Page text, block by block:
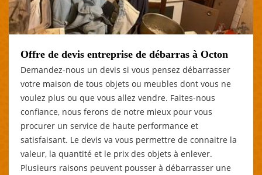
Offre de devis entreprise de débarras à Octon
Demandez-nous un devis si vous pensez débarrasser
votre maison de tous objets ou meubles dont vous ne
voulez plus ou que vous allez vendre. Faites-nous
confiance, nous ferons de notre mieux pour vous
procurer un service de haute performance et
satisfaisant. Le devis va vous permettre de connaitre la
valeur, la quantité et le prix des objets à enlever.
Plusieurs raisons peuvent pousser à débarrasser une